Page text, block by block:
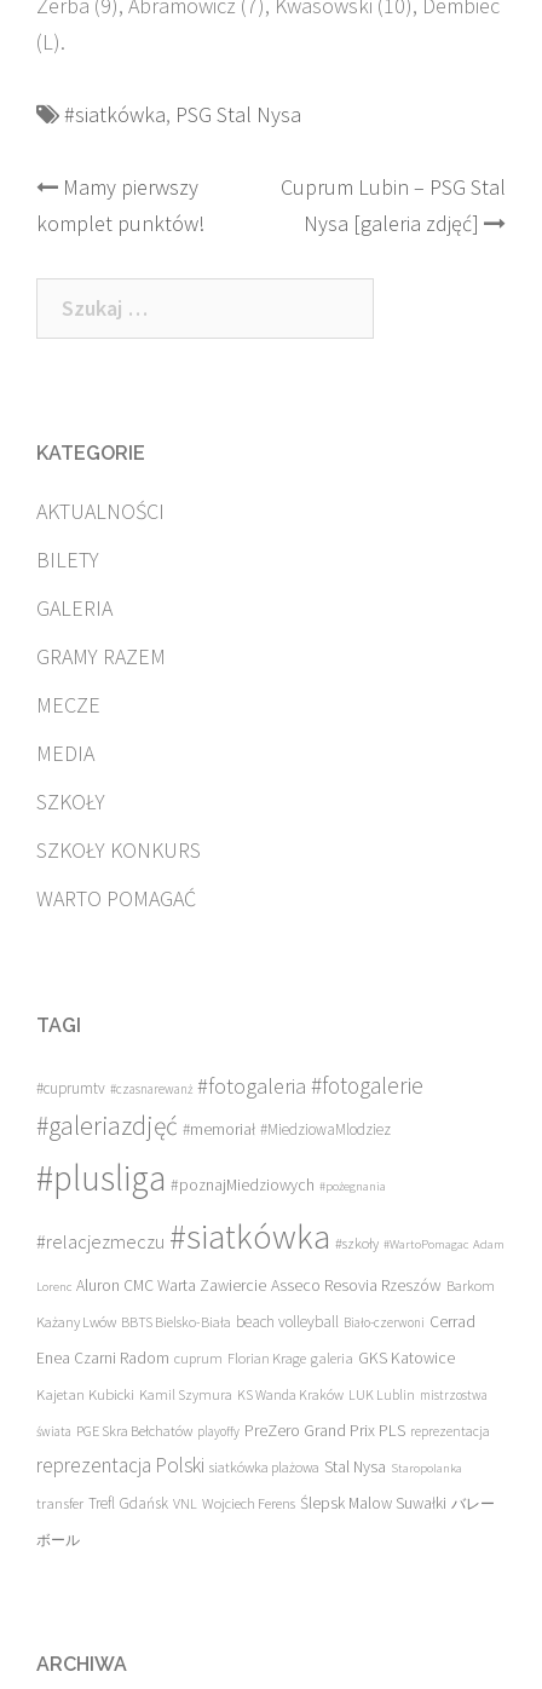
(L).
#siatkówka, PSG Stal Nysa
Post
navigation
Mamy pierwszy
komplet punktów!
Cuprum Lubin – PSG Stal
Nysa [galeria zdjęć]
Szukaj:
KATEGORIE
AKTUALNOŚCI
BILETY
GALERIA
GRAMY RAZEM
MECZE
MEDIA
SZKOŁY
SZKOŁY KONKURS
WARTO POMAGAĆ
TAGI
#cuprumtv #czasnarewanż #fotogaleria #fotogalerie
#galeriazdjęć #memoriał #MiedziowaMlodziez
#plusliga #poznajMiedziowych #pożegnania
#relacjezmeczu #siatkówka #szkoły #WartoPomagac Adam
Lorenc Aluron CMC Warta Zawiercie Asseco Resovia Rzeszów Barkom
Każany Lwów BBTS Bielsko-Biała beach volleyball Biało-czerwoni Cerrad
Enea Czarni Radom cuprum Florian Krage galeria GKS Katowice
Kajetan Kubicki Kamil Szymura KS Wanda Kraków LUK Lublin mistrzostwa
świata PGE Skra Bełchatów playoffy PreZero Grand Prix PLS reprezentacja
reprezentacja Polski siatkówka plażowa Stal Nysa Staropolanka
transfer Trefl Gdańsk VNL Wojciech Ferens Ślepsk Malow Suwałki バレー
ボール
ARCHIWA